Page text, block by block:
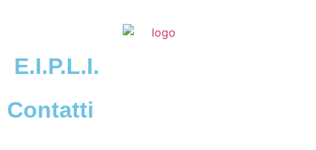
E.I.P.L.I.
Contatti